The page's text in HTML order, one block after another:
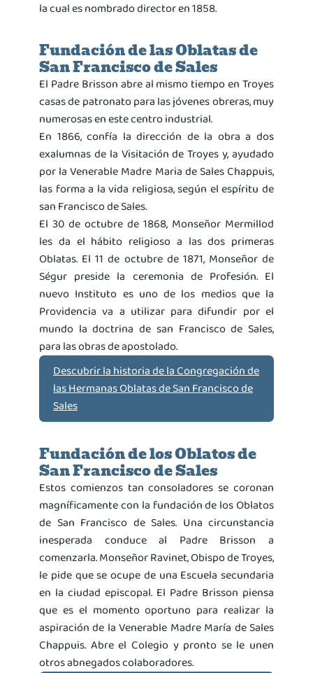
la cual es nombrado director en 1858.
Fundación de las Oblatas de
San Francisco de Sales
El Padre Brisson abre al mismo tiempo en Troyes
casas de patronato para las jóvenes obreras, muy
numerosas en este centro industrial.
En 1866, confía la dirección de la obra a dos
exalumnas de la Visitación de Troyes y, ayudado
por la Venerable Madre Maria de Sales Chappuis,
las forma a la vida religiosa, según el espíritu de
san Francisco de Sales.
El 30 de octubre de 1868, Monseñor Mermillod
les da el hábito religioso a las dos primeras
Oblatas. El 11 de octubre de 1871, Monseñor de
Ségur preside la ceremonia de Profesión. El
nuevo Instituto es uno de los medios que la
Providencia va a utilizar para difundir por el
mundo la doctrina de san Francisco de Sales,
para las obras de apostolado.
Descubrir la historia de la Congregación de
las Hermanas Oblatas de San Francisco de
Sales
Fundación de los Oblatos de
San Francisco de Sales
Estos comienzos tan consoladores se coronan
magníficamente con la fundación de los Oblatos
de San Francisco de Sales. Una circunstancia
inesperada conduce al Padre Brisson a
comenzarla. Monseñor Ravinet, Obispo de Troyes,
le pide que se ocupe de una Escuela secundaria
en la ciudad episcopal. El Padre Brisson piensa
que es el momento oportuno para realizar la
aspiración de la Venerable Madre María de Sales
Chappuis. Abre el Colegio y pronto se le unen
otros abnegados colaboradores.